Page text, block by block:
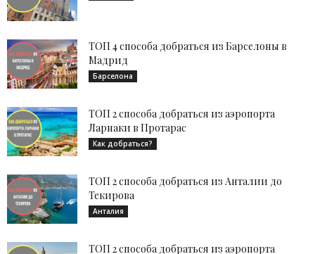
ТОП 4 способа добраться из Барселоны в
Мадрид
Барселона
ТОП 2 способа добраться из аэропорта
Ларнаки в Протарас
Как добраться?
ТОП 2 способа добраться из Анталии до
Текирова
Анталия
ТОП 2 способа добраться из аэропорта